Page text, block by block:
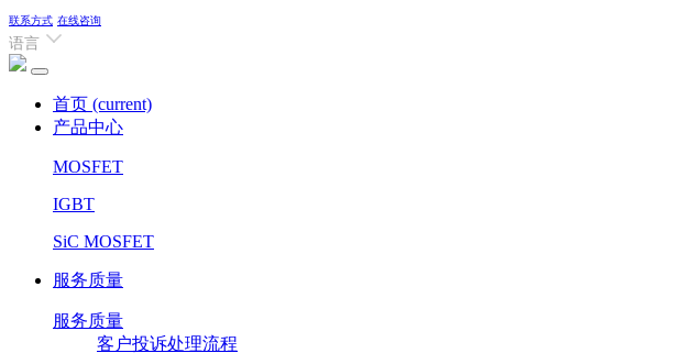
联系方式 在线咨询
语言
首页 (current)
产品中心
MOSFET
IGBT
SiC MOSFET
服务质量
服务质量
客户投诉处理流程